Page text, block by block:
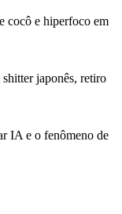
cocô e hiperfoco em
japonês, retiro
IA e o fenômeno de